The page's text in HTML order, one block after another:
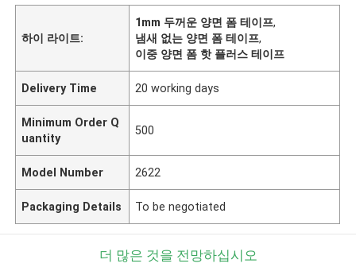
하이 라이트:
1mm 두꺼운 양면 폼 테이프,
냄새 없는 양면 폼 테이프,
이중 양면 폼 핫 플러스 테이프
Delivery Time 20 working days
Minimum Order Q
uantity
500
Model Number 2622
Packaging Details To be negotiated
더 많은 것을 전망하십시오